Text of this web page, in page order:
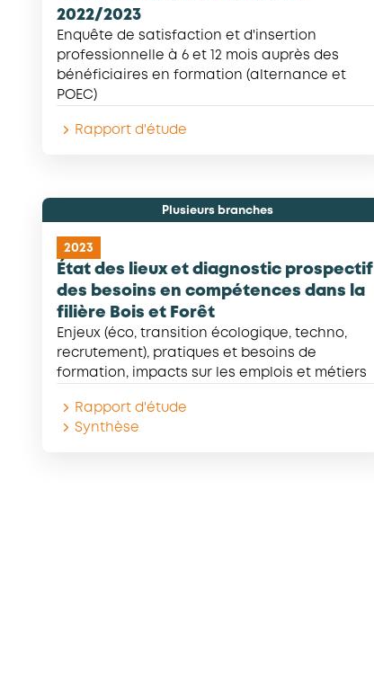
2022/2023
Enquête de satisfaction et d'insertion
professionnelle à 6 et 12 mois auprès des
bénéficiaires en formation (alternance et
POEC)
Rapport d'étude
Plusieurs branches
2023
État des lieux et diagnostic prospectif
des besoins en compétences dans la
filière Bois et Forêt
Enjeux (éco, transition écologique, techno,
recrutement), pratiques et besoins de
formation, impacts sur les emplois et métiers
Rapport d'étude
Synthèse